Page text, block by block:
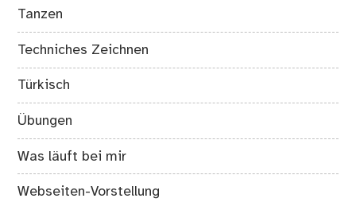
Tanzen
Techniches Zeichnen
Türkisch
Übungen
Was läuft bei mir
Webseiten-Vorstellung